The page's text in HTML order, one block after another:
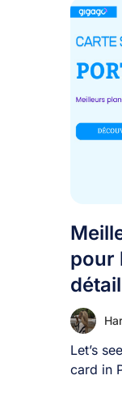
pour
Let’s
card in